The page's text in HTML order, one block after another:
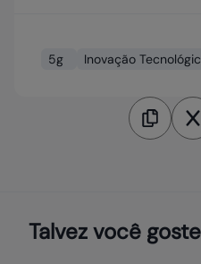
5g Inovação
Talvez você